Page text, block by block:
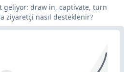
geliyor: draw in, captivate, turn
ziyaretçi nasıl desteklenir?